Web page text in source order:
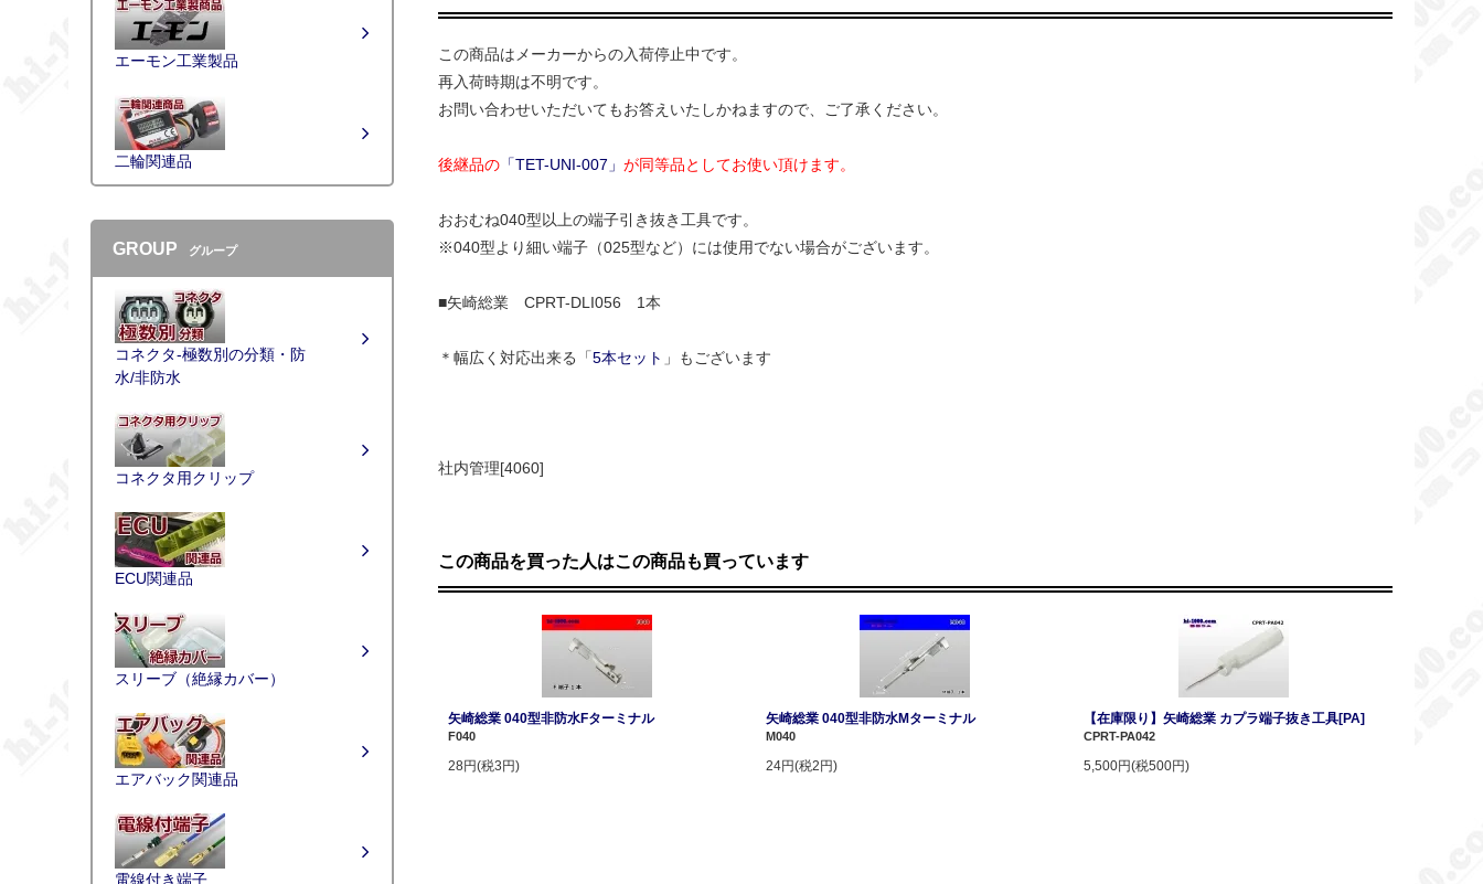
この商品はメーカーからの入荷停止中です。
再入荷時期は不明です。
お問い合わせいただいてもお答えいたしかねますので、ご了承ください。
後継品の 「TET-UNI-007」 が同等品としてお使い頂けます。
おおむね040型以上の端子引き抜き工具です。
※040型より細い端子（025型など）には使用でない場合がございます。
■矢崎総業 CPRT-DLI056 1本
＊幅広く対応出来る「5本セット 」もございます
社内管理[4060]
この商品を買った人はこの商品も買っています
矢崎総業 040型非防水Fターミナル
F040
28円(税3円)
矢崎総業 040型非防水Mターミナル
M040
24円(税2円)
【在庫限り】矢崎総業 カプラ端子抜き工具[PA]
CPRT-PA042
5,500円(税500円)
エーモン工業製品
二輪関連品
GROUP グループ
コネクタ-極数別の分類・防
水/非防水
コネクタ用クリップ
ECU関連品
スリーブ（絶縁カバー）
エアバック関連品
電線付き端子